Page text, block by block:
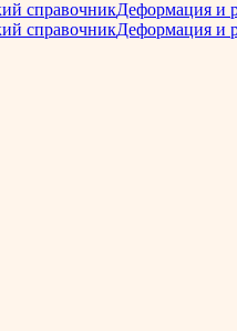
справочникДеформация и
справочникДеформация и